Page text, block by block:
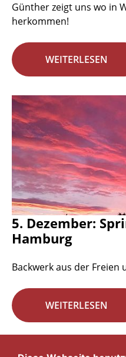
Günther zeigt uns wo in
herkommen!
WEITERLESEN
5. Dezember:
Hamburg
Backwerk aus der
WEITERLESEN